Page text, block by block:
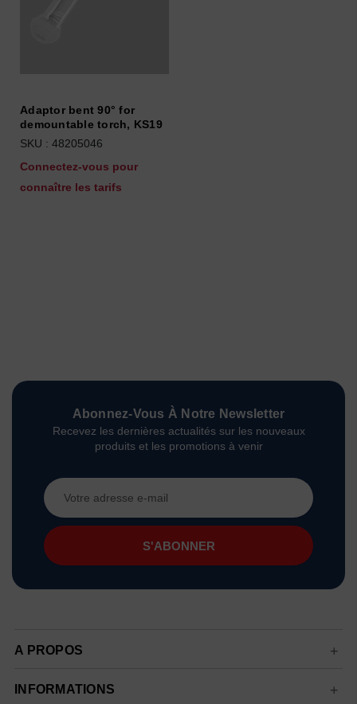
Adaptor bent 90° for
demountable torch, KS19
SKU : 48205046
Connectez-vous pour
connaître les tarifs
Abonnez-Vous À Notre Newsletter
Recevez les dernières actualités sur les nouveaux
produits et les promotions à venir
Adresse
e-
mail
A PROPOS
INFORMATIONS